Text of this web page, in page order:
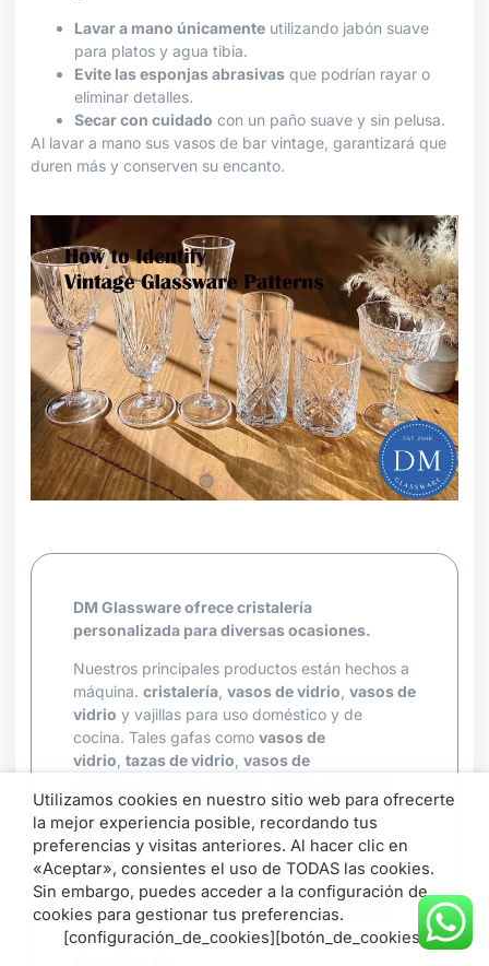
Lavar a mano únicamente utilizando jabón suave
para platos y agua tibia.
Evite las esponjas abrasivas que podrían rayar o
eliminar detalles.
Secar con cuidado con un paño suave y sin pelusa.
Al lavar a mano sus vasos de bar vintage, garantizará que
duren más y conserven su encanto.
DM Glassware ofrece cristalería
personalizada para diversas ocasiones.
Nuestros principales productos están hechos a
máquina. cristalería vasos de vidrio vasos de
vidrio y vajillas para uso doméstico y de
cocina. Tales gafas como vasos de
vidrio tazas de vidrio vasos de
para dulces,tazones de vidrio, vasos de
cerveza, etc.
También recomendamos el método de
embalaje más adecuado en función de los
diferentes tipos de venta, como diferentes
cajas expositoras, añadiendo pegatinas,
Utilizamos cookies en nuestro sitio web para ofrecerte
la mejor experiencia posible, recordando tus
preferencias y visitas anteriores. Al hacer clic en
«Aceptar», consientes el uso de TODAS las cookies.
Sin embargo, puedes acceder a la configuración de
cookies para gestionar tus preferencias.
[configuración_de_cookies][botón_de_cookies]